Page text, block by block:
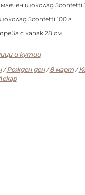
шоколад 5confetti
5confetti 100 г
с капак 28 см
и кутии
/Рожден ден/8 март/